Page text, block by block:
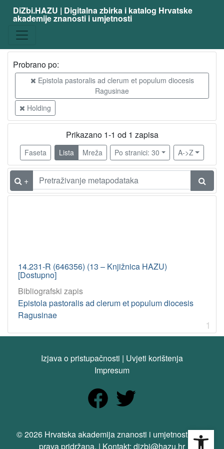
DiZbi.HAZU | Digitalna zbirka i katalog Hrvatske
akademije znanosti i umjetnosti
Probrano po:
Epistola pastoralis ad clerum et populum diocesis
Ragusinae
Holding
Prikazano 1-1 od 1 zapisa
Faseta Lista Mreža Po stranici: 30 A->Z
+
14.231-R (646356) (13 – Knjižnica HAZU)
[Dostupno]
Bibliografski zapis
Epistola pastoralis ad clerum et populum diocesis
Ragusinae
1
Izjava o pristupačnosti | Uvjeti korištenja
Impresum
© 2026 Hrvatska akademija znanosti i umjetnosti. Sva
prava pridržana. | Kontakt: dizbi@hazu.hr